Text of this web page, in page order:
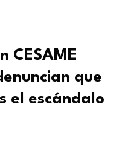
CESAME
que
el escándalo